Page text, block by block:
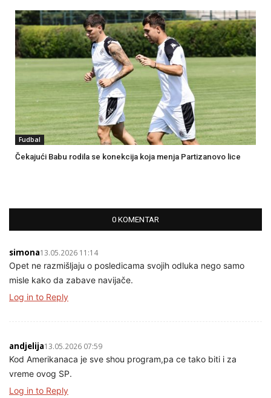
Fudbal
Čekajući Babu rodila se konekcija koja menja Partizanovo lice
0 KOMENTAR
simona13.05.2026 11:14
Opet ne razmišljaju o posledicama svojih odluka nego samo
misle kako da zabave navijače.
Log in to Reply
andjelija13.05.2026 07:59
Kod Amerikanaca je sve shou program,pa ce tako biti i za
vreme ovog SP.
Log in to Reply